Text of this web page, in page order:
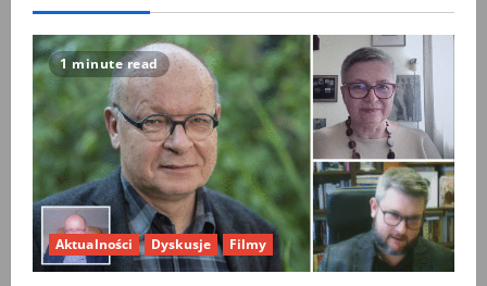
v
i
g
a
t
i
1 minute read
Aktualności Dyskusje Filmy